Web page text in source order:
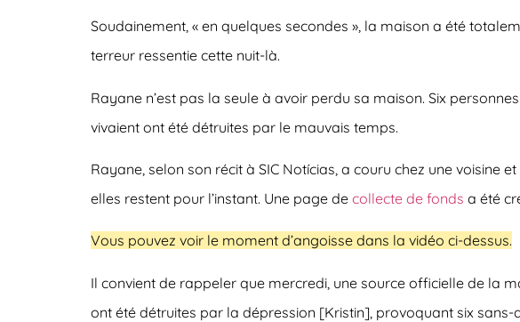
Soudainement, « en quelques secondes », la maison a été
terreur ressentie cette nuit-là.
Rayane n’est pas la seule à avoir perdu sa maison. Six
vivaient ont été détruites par le mauvais temps.
Rayane, selon son récit à SIC Notícias, a couru chez une voisine
elles restent pour l’instant. Une page de collecte de fonds a été
Vous pouvez voir le moment d’angoisse dans la vidéo ci-dessus.
Il convient de rappeler que mercredi, une source officielle de la
ont été détruites par la dépression [Kristin], provoquant six sans-